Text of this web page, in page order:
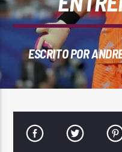
PlayFM 95.9
ESCRITO POR